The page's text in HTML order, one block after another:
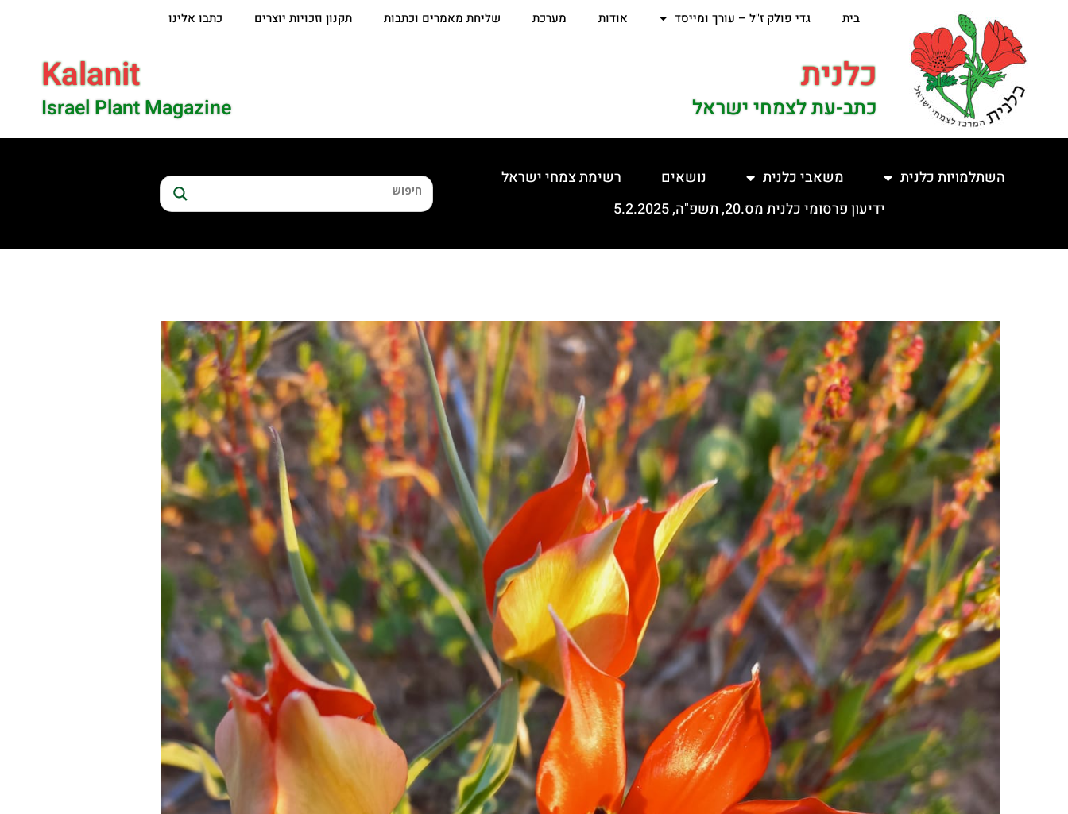
בית גדי פולק ז"ל – עורך ומייסד אודות מערכת שליחת מאמרים וכתבות תקנון וזכויות יוצרים כתבו אלינו
כלנית
כתב-עת לצמחי ישראל
Kalanit
Israel Plant Magazine
השתלמויות כלנית משאבי כלנית נושאים
רשימת צמחי ישראל
ידיעון פרסומי כלנית מס.20, תשפ"ה, 5.2.2025